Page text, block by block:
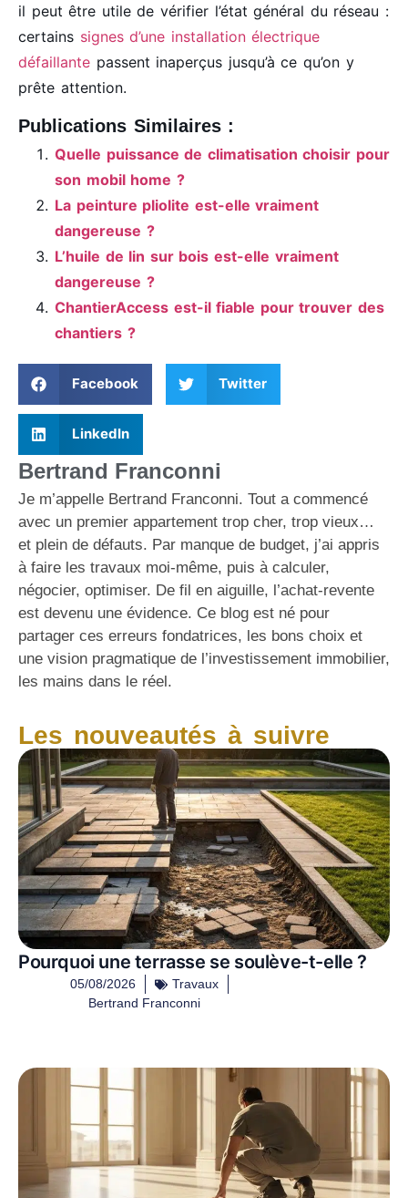
il peut être utile de vérifier l’état général du réseau :
certains signes d’une installation électrique
défaillante passent inaperçus jusqu’à ce qu’on y
prête attention.
Publications Similaires :
Quelle puissance de climatisation choisir pour
son mobil home ?
La peinture pliolite est-elle vraiment
dangereuse ?
L’huile de lin sur bois est-elle vraiment
dangereuse ?
ChantierAccess est-il fiable pour trouver des
chantiers ?
Facebook Twitter
LinkedIn
Bertrand Franconni
Je m’appelle Bertrand Franconni. Tout a commencé
avec un premier appartement trop cher, trop vieux…
et plein de défauts. Par manque de budget, j’ai appris
à faire les travaux moi-même, puis à calculer,
négocier, optimiser. De fil en aiguille, l’achat-revente
est devenu une évidence. Ce blog est né pour
partager ces erreurs fondatrices, les bons choix et
une vision pragmatique de l’investissement immobilier,
les mains dans le réel.
Les nouveautés à suivre
Pourquoi une terrasse se soulève-t-elle ?
05/08/2026
Travaux
Bertrand Franconni